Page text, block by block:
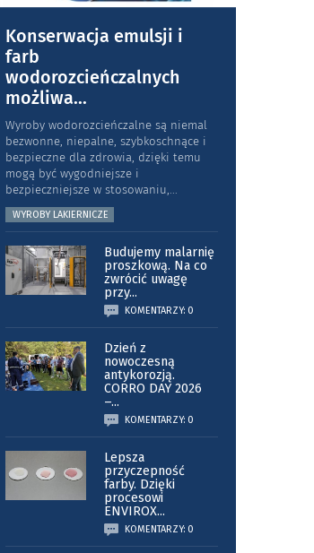
Konserwacja emulsji i
farb
wodorozcieńczalnych
możliwa...
Wyroby wodorozcieńczalne są niemal
bezwonne, niepalne, szybkoschnące i
bezpieczne dla zdrowia, dzięki temu
mogą być wygodniejsze i
bezpieczniejsze w stosowaniu,...
WYROBY LAKIERNICZE
Budujemy malarnię
proszkową. Na co
zwrócić uwagę
przy...
KOMENTARZY: 0
Dzień z
nowoczesną
antykorozją.
CORRO DAY 2026
–...
KOMENTARZY: 0
Lepsza
przyczepność
farby. Dzięki
procesowi
ENVIROX...
KOMENTARZY: 0